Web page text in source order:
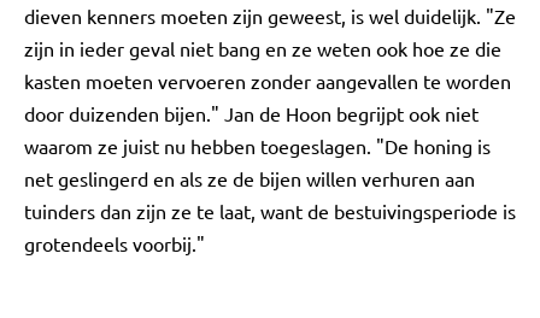
dieven kenners moeten zijn geweest, is wel duidelijk. "Ze
zijn in ieder geval niet bang en ze weten ook hoe ze die
kasten moeten vervoeren zonder aangevallen te worden
door duizenden bijen." Jan de Hoon begrijpt ook niet
waarom ze juist nu hebben toegeslagen. "De honing is
net geslingerd en als ze de bijen willen verhuren aan
tuinders dan zijn ze te laat, want de bestuivingsperiode is
grotendeels voorbij."